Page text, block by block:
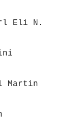
Eli N.
Martin